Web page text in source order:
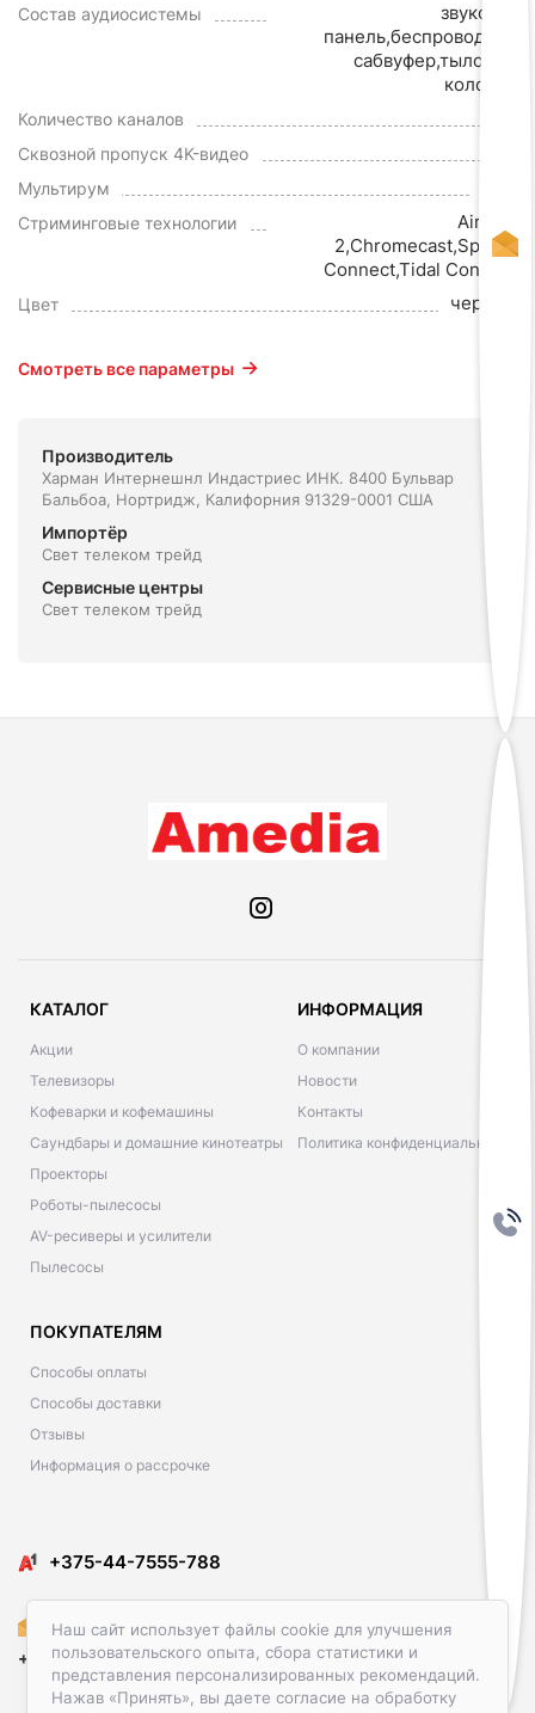
Наш сайт использует файлы cookie для улучшения
пользовательского опыта, сбора статистики и
представления персонализированных рекомендаций.
Нажав «Принять», вы даете согласие на обработку
Состав аудиосистемы
звуковая
панель,беспроводной
сабвуфер,тыловые
колонки
Количество каналов
Сквозной пропуск 4K-видео
Мультирум
Стриминговые технологии
AirPlay
2,Chromecast,Spotify
Connect,Tidal Connect
Цвет черный
Смотреть все параметры
Производитель
Харман Интернешнл Индастриес ИНК. 8400 Бульвар
Бальбоа, Нортридж, Калифорния 91329-0001 США
Импортёр
Свет телеком трейд
Сервисные центры
Свет телеком трейд
КАТАЛОГ
Акции
Телевизоры
Кофеварки и кофемашины
Саундбары и домашние кинотеатры
Проекторы
Роботы-пылесосы
AV-ресиверы и усилители
Пылесосы
ИНФОРМАЦИЯ
О компании
Новости
Контакты
Политика конфиденциальности
ПОКУПАТЕЛЯМ
Способы оплаты
Способы доставки
Отзывы
Информация о рассрочке
​​+375-44-7555-788
Amediacon@gmail.com
+375-29-586-23-00